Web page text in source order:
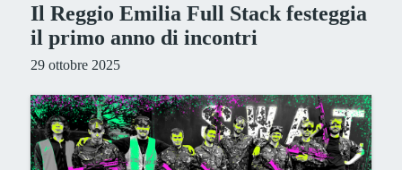
Il Reggio Emilia Full Stack festeggia
il primo anno di incontri
29 ottobre 2025